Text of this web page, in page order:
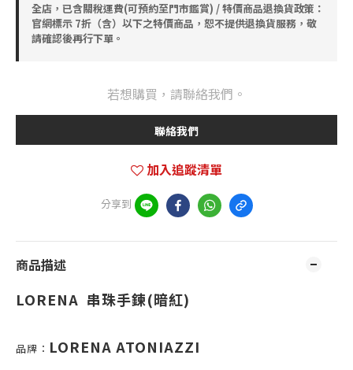
全店，已含關稅運費(可預約至門市鑑賞) / 特價商品退換貨政策：
官網標示 7折（含）以下之特價商品，恕不提供退換貨服務，敬
請確認後再行下單。
若想購買，請聯絡我們。
聯絡我們
加入追蹤清單
分享到
商品描述
LORENA 串珠手鍊(暗紅)
品牌： LORENA ATONIAZZI